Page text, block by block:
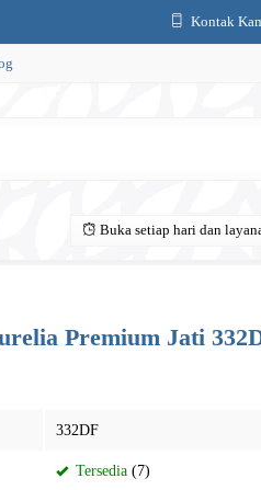
Kontak
Buka setiap hari dan
Premium Jati
332DF
Tersedia (7)